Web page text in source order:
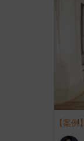
【案例】